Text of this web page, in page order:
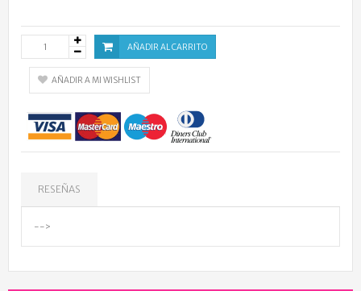
AÑADIR AL CARRITO
AÑADIR A MI WISHLIST
RESEÑAS
-->